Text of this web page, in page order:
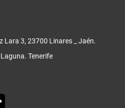
Lara 3, 23700 Linares _ Jaén.
Tenerife